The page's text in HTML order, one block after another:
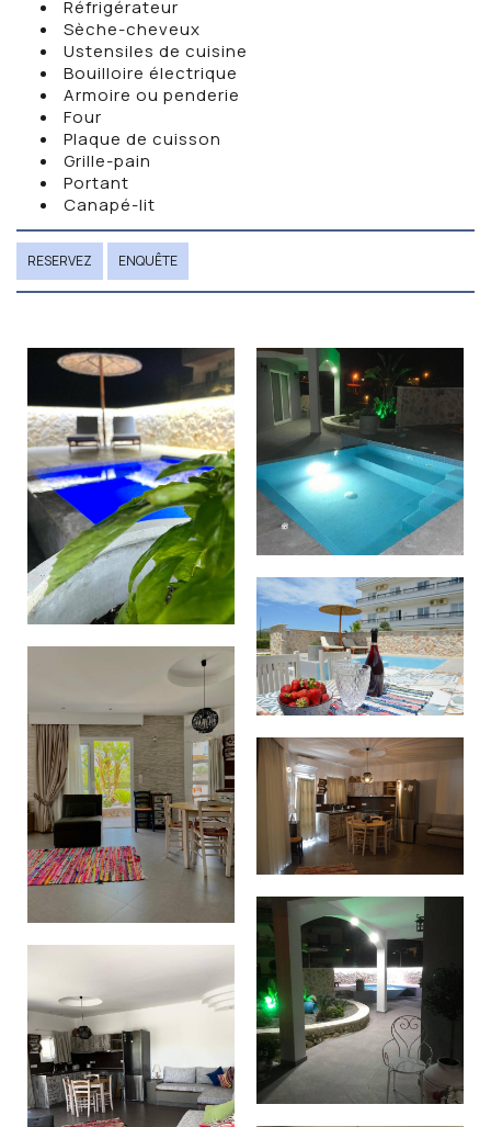
Réfrigérateur
Sèche-cheveux
Ustensiles de cuisine
Bouilloire électrique
Armoire ou penderie
Four
Plaque de cuisson
Grille-pain
Portant
Canapé-lit
RESERVEZ ENQUÊTE